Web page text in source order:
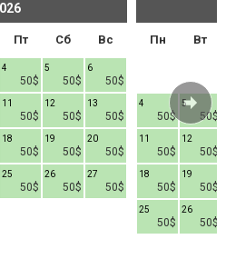
Пт Сб Вс
50$
4
50$
5
50$
6
50$
11
50$
12
50$
13
50$
18
50$
19
50$
20
50$
25
50$
26
50$
27
Пн Вт
50$
4
50$
5
50$
11
50$
12
50$
18
50$
19
50$
25
50$
26